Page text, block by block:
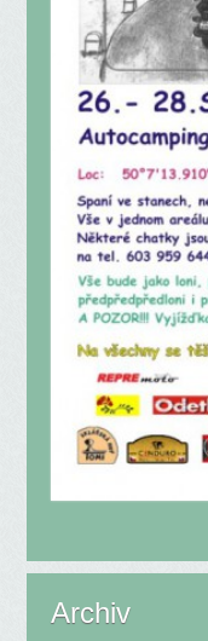
Archiv